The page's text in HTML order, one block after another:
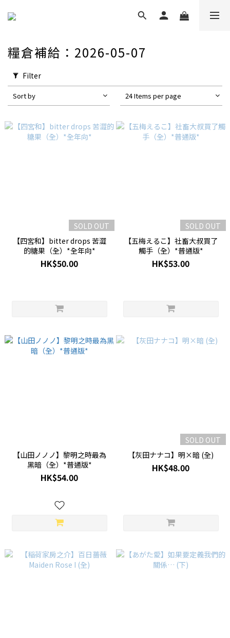
糧倉補給：2026-05-07
Filter
Sort by 24 Items per page
SOLD OUT
【四宮和】bitter drops 苦澀
的糖果（全）*全年向*
HK$50.00
SOLD OUT
【五梅えるこ】社畜大叔買了
觸手（全）*普通版*
HK$53.00
【山田ノノノ】黎明之時最為
黑暗（全）*普通版*
HK$54.00
SOLD OUT
【灰田ナナコ】明×暗 (全)
HK$48.00